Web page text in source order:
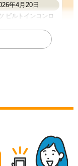
年4月20日
ビルトインコンロ
ビルトインコンロ